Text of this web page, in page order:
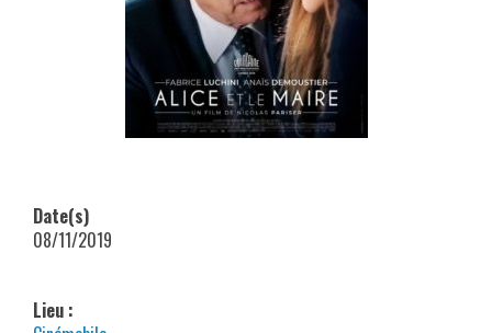
Date(s)
08/11/2019
Lieu :